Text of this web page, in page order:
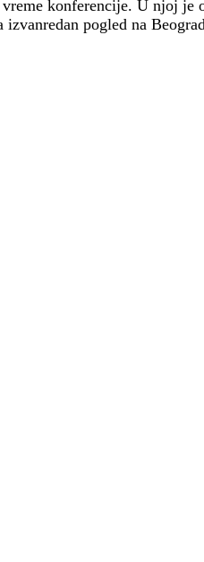
konferencije. U njoj je
izvanredan pogled na